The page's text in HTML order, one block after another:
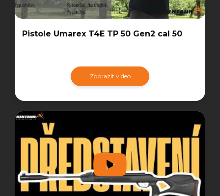
Pistole Umarex T4E TP 50 Gen2 cal 50
Zobrazit video